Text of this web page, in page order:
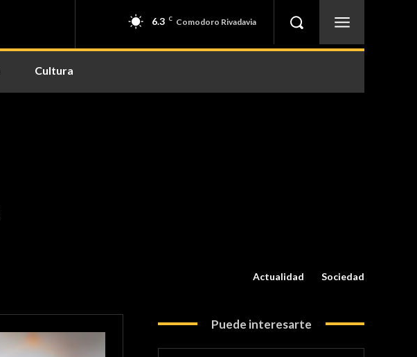
6.3 C Comodoro Rivadavia
Cultura
Actualidad Sociedad
Puede interesarte